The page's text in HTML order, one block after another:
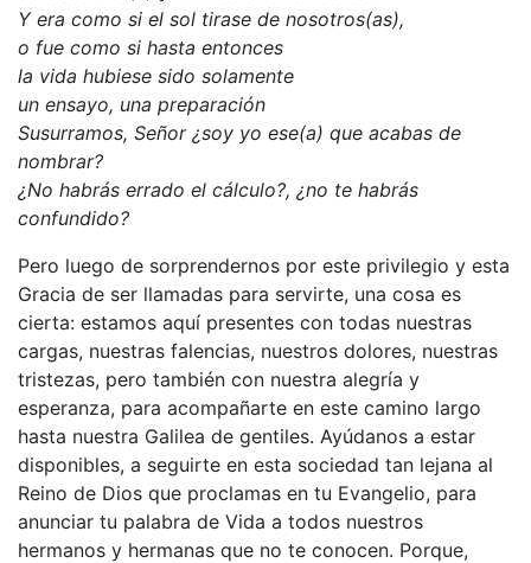
Y era como si el sol tirase de nosotros(as),
o fue como si hasta entonces
la vida hubiese sido solamente
un ensayo, una preparación
Susurramos, Señor ¿soy yo ese(a) que acabas de
nombrar?
¿No habrás errado el cálculo?, ¿no te habrás
confundido?
Pero luego de sorprendernos por este privilegio y esta
Gracia de ser llamadas para servirte, una cosa es
cierta: estamos aquí presentes con todas nuestras
cargas, nuestras falencias, nuestros dolores, nuestras
tristezas, pero también con nuestra alegría y
esperanza, para acompañarte en este camino largo
hasta nuestra Galilea de gentiles. Ayúdanos a estar
disponibles, a seguirte en esta sociedad tan lejana al
Reino de Dios que proclamas en tu Evangelio, para
anunciar tu palabra de Vida a todos nuestros
hermanos y hermanas que no te conocen. Porque,